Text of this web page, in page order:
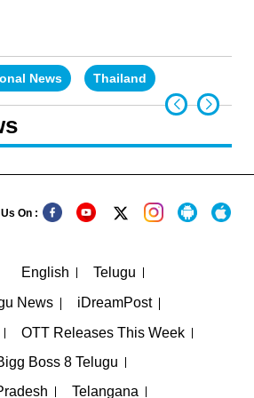
News Thailand
On :
English Telugu
News
iDreamPost
OTT Releases This Week
Boss 8 Telugu
Telangana